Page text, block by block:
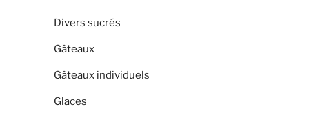
Divers sucrés
Gâteaux
Gâteaux individuels
Glaces